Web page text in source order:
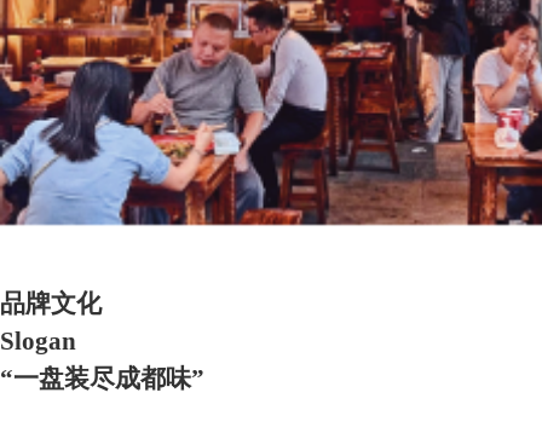
品牌文化
Slogan
“一盘装尽成都味”